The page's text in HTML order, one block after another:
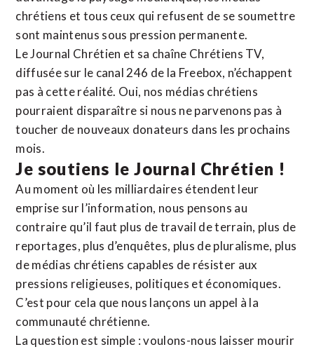
chrétiens et tous ceux qui refusent de se soumettre
sont maintenus sous pression permanente.
Le Journal Chrétien et sa chaîne Chrétiens TV,
diffusée sur le canal 246 de la Freebox, n’échappent
pas à cette réalité. Oui, nos médias chrétiens
pourraient disparaître si nous ne parvenons pas à
toucher de nouveaux donateurs dans les prochains
mois.
Je soutiens le Journal Chrétien !
Au moment où les milliardaires étendent leur
emprise sur l’information, nous pensons au
contraire qu’il faut plus de travail de terrain, plus de
reportages, plus d’enquêtes, plus de pluralisme, plus
de médias chrétiens capables de résister aux
pressions religieuses, politiques et économiques.
C’est pour cela que nous lançons un appel à la
communauté chrétienne.
La question est simple : voulons-nous laisser mourir